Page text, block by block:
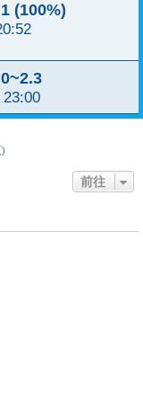
(100%)
)
前往